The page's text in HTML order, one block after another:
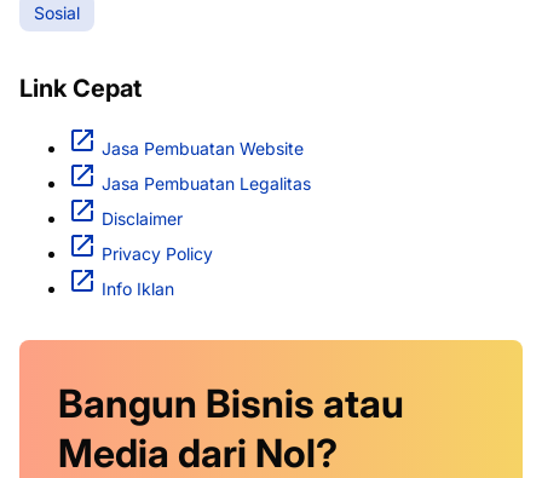
Sosial
Link Cepat
Jasa Pembuatan Website
Jasa Pembuatan Legalitas
Disclaimer
Privacy Policy
Info Iklan
Bangun Bisnis atau
Media dari Nol?